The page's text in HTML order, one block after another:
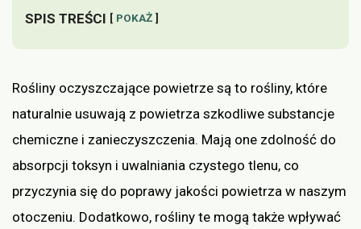
SPIS TREŚCI POKAŻ
Rośliny oczyszczające powietrze są to rośliny, które
naturalnie usuwają z powietrza szkodliwe substancje
chemiczne i zanieczyszczenia. Mają one zdolność do
absorpcji toksyn i uwalniania czystego tlenu, co
przyczynia się do poprawy jakości powietrza w naszym
otoczeniu. Dodatkowo, rośliny te mogą także wpływać